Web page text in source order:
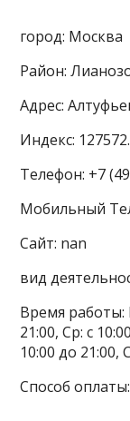
город: Москва
Район:
Адрес:
Индекс:
Телефон: +7
Мобильный
Сайт: nan
вид
Время работы:
21:00, Ср: с
10:00 до 21:00,
Способ